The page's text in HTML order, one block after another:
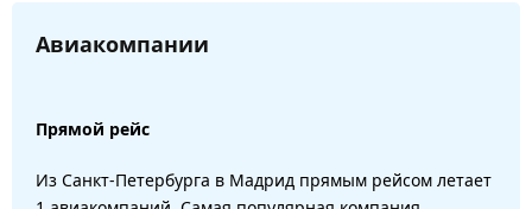
Авиакомпании
Прямой рейс
Из Санкт-Петербурга в Мадрид прямым рейсом летает